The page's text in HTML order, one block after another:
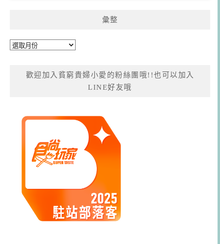
彙整
彙
歡迎加入貧窮貴婦小愛的粉絲團哦!!也可以加入
LINE好友哦